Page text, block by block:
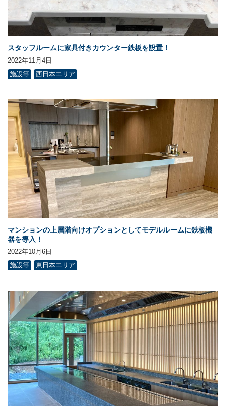
スタッフルームに家具付きカウンター鉄板を設置！
2022年11月4日
施設等
西日本エリア
マンションの上層階向けオプションとしてモデルルームに鉄板機
器を導入！
2022年10月6日
施設等
東日本エリア